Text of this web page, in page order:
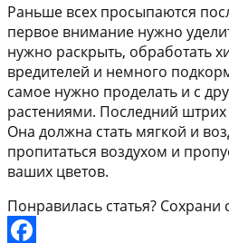
Раньше всех просыпаются
первое внимание нужно
нужно раскрыть, обработать
вредителей и немного
самое нужно проделать и с
растениями. Последний
Она должна стать мягкой и
пропитаться воздухом и
ваших цветов.
Понравилась статья? Сохрани